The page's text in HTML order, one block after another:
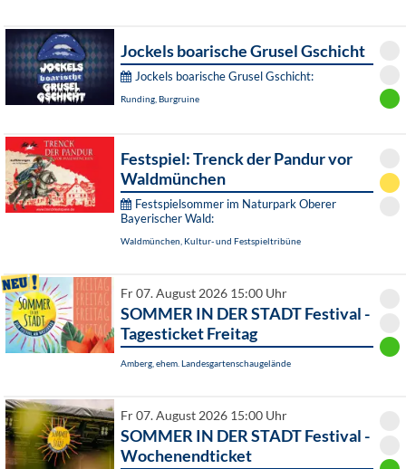
Jockels boarische Grusel Gschicht
Jockels boarische Grusel Gschicht:
Runding, Burgruine
Festspiel: Trenck der Pandur vor
Waldmünchen
Festspielsommer im Naturpark Oberer
Bayerischer Wald:
Waldmünchen, Kultur- und Festspieltribüne
Fr 07. August 2026 15:00 Uhr
SOMMER IN DER STADT Festival -
Tagesticket Freitag
Amberg, ehem. Landesgartenschaugelände
Fr 07. August 2026 15:00 Uhr
SOMMER IN DER STADT Festival -
Wochenendticket